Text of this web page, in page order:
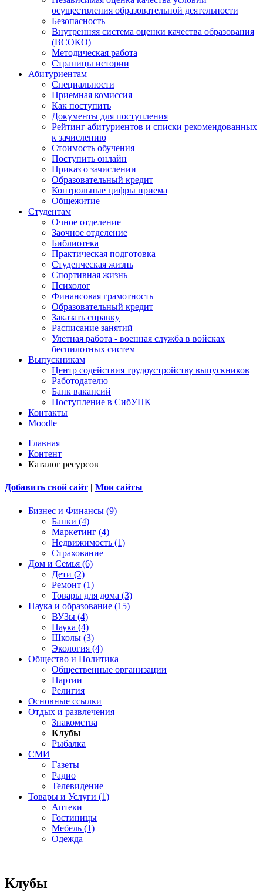
осуществления образовательной деятельности
Безопасность
Внутренняя система оценки качества образования
(ВСОКО)
Методическая работа
Страницы истории
Абитуриентам
Специальности
Приемная комиссия
Как поступить
Документы для поступления
Рейтинг абитуриентов и списки рекомендованных
к зачислению
Стоимость обучения
Поступить онлайн
Приказ о зачислении
Образовательный кредит
Контрольные цифры приема
Общежитие
Студентам
Очное отделение
Заочное отделение
Библиотека
Практическая подготовка
Студенческая жизнь
Спортивная жизнь
Психолог
Финансовая грамотность
Образовательный кредит
Заказать справку
Расписание занятий
Улетная работа - военная служба в войсках
беспилотных систем
Выпускникам
Центр содействия трудоустройству выпускников
Работодателю
Банк вакансий
Поступление в СибУПК
Контакты
Moodle
Главная
Контент
Каталог ресурсов
Добавить свой сайт | Мои сайты
Бизнес и Финансы (9)
Банки (4)
Маркетинг (4)
Недвижимость (1)
Страхование
Дом и Семья (6)
Дети (2)
Ремонт (1)
Товары для дома (3)
Наука и образование (15)
ВУЗы (4)
Наука (4)
Школы (3)
Экология (4)
Общество и Политика
Общественные организации
Партии
Религия
Основные ссылки
Отдых и развлечения
Знакомства
Клубы
Рыбалка
СМИ
Газеты
Радио
Телевидение
Товары и Услуги (1)
Аптеки
Гостиницы
Мебель (1)
Одежда
Клубы